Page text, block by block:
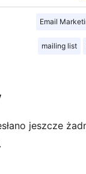
Email
mailing list
jeszcze